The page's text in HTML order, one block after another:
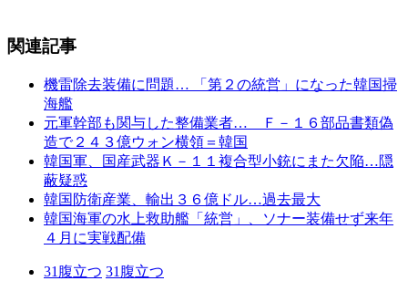
関連記事
機雷除去装備に問題… 「第２の統営」になった韓国掃
海艦
元軍幹部も関与した整備業者… Ｆ－１６部品書類偽
造で２４３億ウォン横領＝韓国
韓国軍、国産武器Ｋ－１１複合型小銃にまた欠陥…隠
蔽疑惑
韓国防衛産業、輸出３６億ドル…過去最大
韓国海軍の水上救助艦「統営」、ソナー装備せず来年
４月に実戦配備
31 腹立つ 31 腹立つ